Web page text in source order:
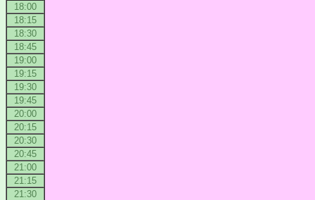
18:00
18:15
18:30
18:45
19:00
19:15
19:30
19:45
20:00
20:15
20:30
20:45
21:00
21:15
21:30